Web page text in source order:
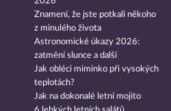
Znamení, že jste potkali někoho
z minulého života
Astronomické úkazy 2026:
zatmění slunce a další
Jak obléci miminko při vysokých
teplotách?
Jak na dokonalé letní mojito